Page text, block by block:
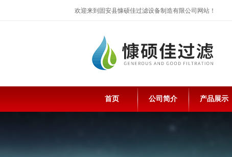
欢迎来到固安县慷硕佳过滤设备制造有限公司网站！
首页 公司简介 产品展示